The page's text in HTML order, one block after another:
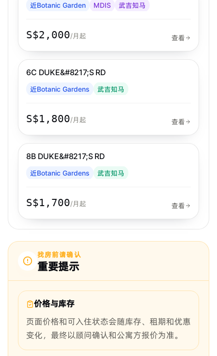
近Botanic Garden MDIS 武吉知马
S$2,000/月起
查看
6C DUKE&#8217;S RD
近Botanic Gardens 武吉知马
S$1,800/月起
查看
8B DUKE&#8217;S RD
近Botanic Gardens 武吉知马
S$1,700/月起 查看
找房前请确认
重要提示
价格与库存
页面价格和可入住状态会随库存、租期和优惠
变化，最终以顾问确认和公寓方报价为准。